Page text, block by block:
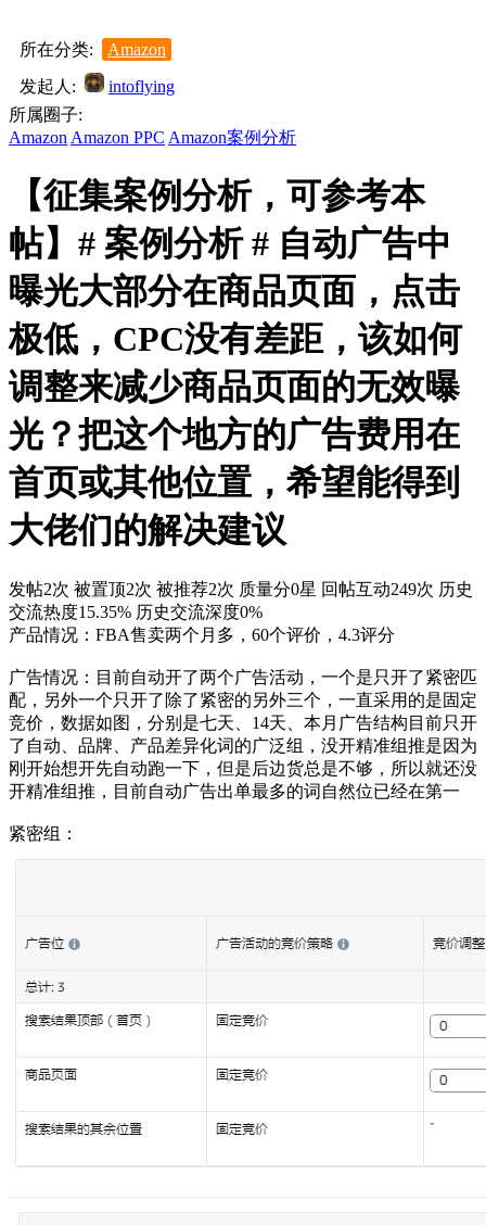
所在分类:
Amazon
发起人:
intoflying
所属圈子:
Amazon Amazon PPC Amazon案例分析
【征集案例分析，可参考本
帖】# 案例分析 # 自动广告中
曝光大部分在商品页面，点击
极低，CPC没有差距，该如何
调整来减少商品页面的无效曝
光？把这个地方的广告费用在
首页或其他位置，希望能得到
大佬们的解决建议
发帖2次 被置顶2次 被推荐2次 质量分0星 回帖互动249次 历史
交流热度15.35% 历史交流深度0%
产品情况：FBA售卖两个月多，60个评价，4.3评分
广告情况：目前自动开了两个广告活动，一个是只开了紧密匹
配，另外一个只开了除了紧密的另外三个，一直采用的是固定
竞价，数据如图，分别是七天、14天、本月广告结构目前只开
了自动、品牌、产品差异化词的广泛组，没开精准组推是因为
刚开始想开先自动跑一下，但是后边货总是不够，所以就还没
开精准组推，目前自动广告出单最多的词自然位已经在第一
紧密组：